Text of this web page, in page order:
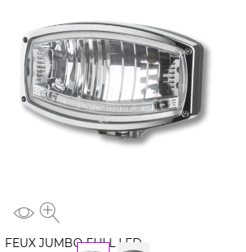
FEUX JUMBO FULL LED